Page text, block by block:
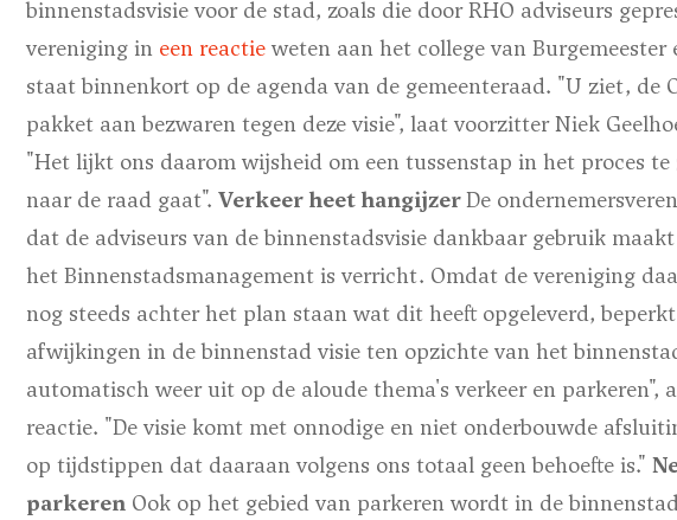
binnenstadsvisie voor de stad, zoals die door RHO adviseurs
vereniging in een reactie weten aan het college van Burgemeester
staat binnenkort op de agenda van de gemeenteraad. "U ziet, de
pakket aan bezwaren tegen deze visie", laat voorzitter Niek
"Het lijkt ons daarom wijsheid om een tussenstap in het proces te
naar de raad gaat". Verkeer heet hangijzerDe
dat de adviseurs van de binnenstadsvisie dankbaar gebruik
het Binnenstadsmanagement is verricht. Omdat de vereniging
nog steeds achter het plan staan wat dit heeft opgeleverd,
afwijkingen in de binnenstad visie ten opzichte van het
automatisch weer uit op de aloude thema's verkeer en parkeren",
reactie. "De visie komt met onnodige en niet onderbouwde
op tijdstippen dat daaraan volgens ons totaal geen behoefte is."
parkeren Ook op het gebied van parkeren wordt in de